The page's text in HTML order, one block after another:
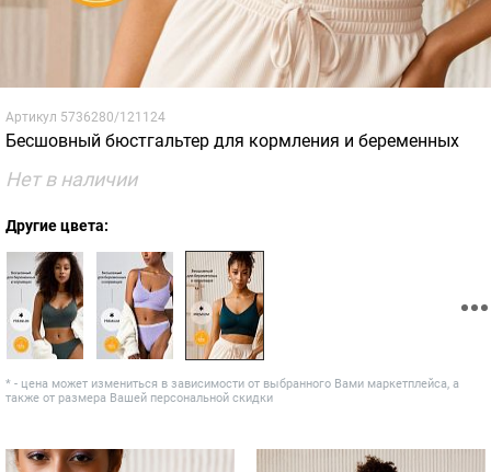
Артикул 5736280/121124
Бесшовный бюстгальтер для кормления и беременных
Нет в наличии
Другие цвета:
* - цена может измениться в зависимости от выбранного Вами маркетплейса, а
также от размера Вашей персональной скидки